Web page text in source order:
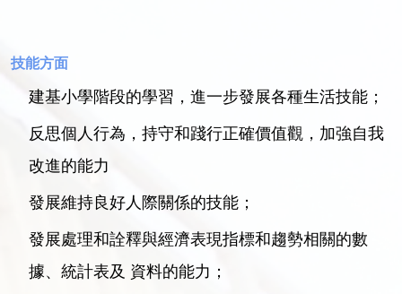
技能方面
建基小學階段的學習，進一步發展各種生活技能；
反思個人行為，持守和踐行正確價值觀，加強自我
改進的能力
發展維持良好人際關係的技能；
發展處理和詮釋與經濟表現指標和趨勢相關的數
據、統計表及 資料的能力；